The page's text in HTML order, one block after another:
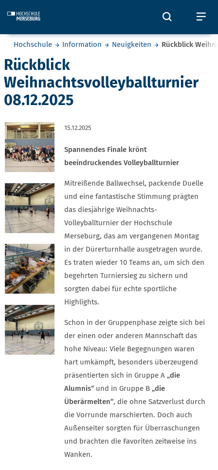
Öffnet
Sie befinden sich hier:
Hochschule Information Neuigkeiten Rückblick
Rückblick
Weihnachtsvolleyballturnier
08.12.2025
15.12.2025
Spannendes Finale krönt
beeindruckendes Volleyballturnier
Mitreißende Ballwechsel, packende Duelle
und eine fantastische Stimmung prägten
das diesjährige Weihnachts-
Volleyballturnier der Hochschule
Merseburg, das am vergangenen Montag
in der Dürerturnhalle ausgetragen wurde.
Es traten wieder 10 Teams an, um sich den
begehrten Turniersieg zu sichern und
sorgten dabei für echte sportliche
Highlights.
Schon in der Gruppenphase zeigte sich bei
der einen oder anderen Mannschaft das
hohe Niveau: Viele Begegnungen waren
hart umkämpft, besonders überzeugend
präsentierten sich in Gruppe A „die
Alumnis“ und in Gruppe B „die
Überärmelten“, die ohne Satzverlust durch
die Vorrunde marschierten. Doch auch
Außenseiter sorgten für Überraschungen
und brachten die Favoriten zeitweise ins
Wanken.